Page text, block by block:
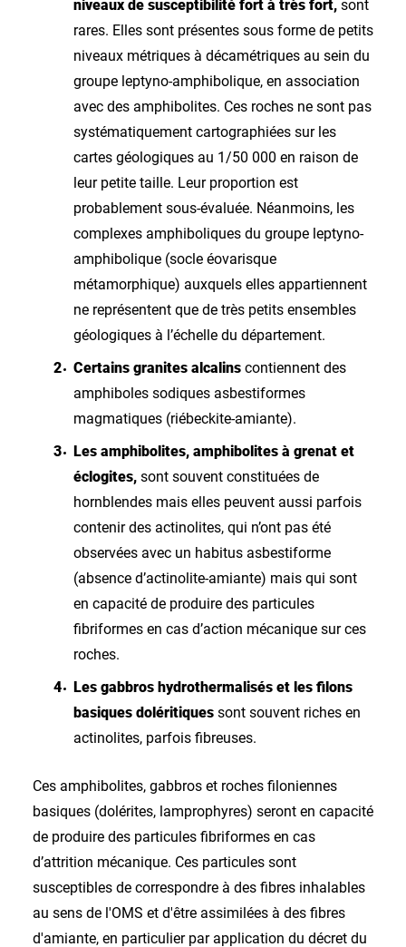
niveaux de susceptibilité fort à très fort, sont
rares. Elles sont présentes sous forme de petits
niveaux métriques à décamétriques au sein du
groupe leptyno-amphibolique, en association
avec des amphibolites. Ces roches ne sont pas
systématiquement cartographiées sur les
cartes géologiques au 1/50 000 en raison de
leur petite taille. Leur proportion est
probablement sous-évaluée. Néanmoins, les
complexes amphiboliques du groupe leptyno-
amphibolique (socle éovarisque
métamorphique) auxquels elles appartiennent
ne représentent que de très petits ensembles
géologiques à l’échelle du département.
Certains granites alcalins contiennent des
amphiboles sodiques asbestiformes
magmatiques (riébeckite-amiante).
Les amphibolites, amphibolites à grenat et
éclogites, sont souvent constituées de
hornblendes mais elles peuvent aussi parfois
contenir des actinolites, qui n’ont pas été
observées avec un habitus asbestiforme
(absence d’actinolite-amiante) mais qui sont
en capacité de produire des particules
fibriformes en cas d’action mécanique sur ces
roches.
Les gabbros hydrothermalisés et les filons
basiques doléritiques sont souvent riches en
actinolites, parfois fibreuses.
Ces amphibolites, gabbros et roches filoniennes
basiques (dolérites, lamprophyres) seront en capacité
de produire des particules fibriformes en cas
d’attrition mécanique. Ces particules sont
susceptibles de correspondre à des fibres inhalables
au sens de l'OMS et d'être assimilées à des fibres
d'amiante, en particulier par application du décret du